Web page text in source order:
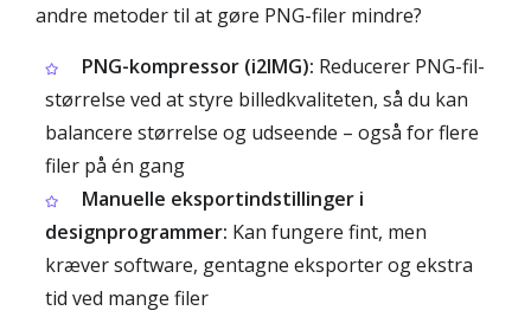
andre metoder til at gøre PNG-filer mindre?
PNG-kompressor (i2IMG): Reducerer PNG-fil­
størrelse ved at styre billedkvaliteten, så du kan
balancere størrelse og udseende – også for flere
filer på én gang
Manuelle eksportindstillinger i
designprogrammer: Kan fungere fint, men
kræver software, gentagne eksporter og ekstra
tid ved mange filer